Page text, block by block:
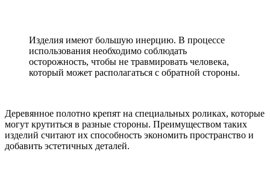
Изделия имеют большую инерцию. В процессе
использования необходимо соблюдать
осторожность, чтобы не травмировать человека,
который может располагаться с обратной стороны.
Деревянное полотно крепят на специальных роликах, которые
могут крутиться в разные стороны. Преимуществом таких
изделий считают их способность экономить пространство и
добавить эстетичных деталей.